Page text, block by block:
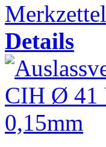
Merkzettel
Details